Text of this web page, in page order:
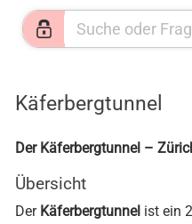
Käferbergtunnel
Der Käferbergtunnel –
Übersicht
Der Käferbergtunnel ist ein